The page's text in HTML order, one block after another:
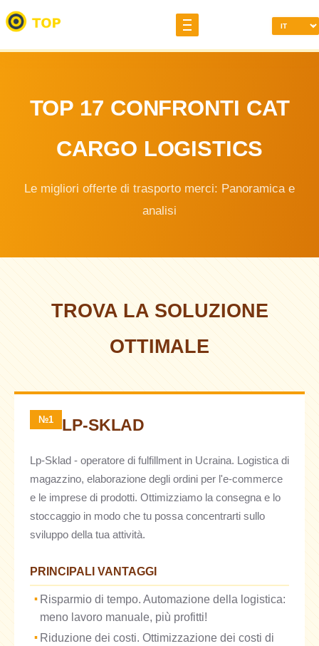
TOP 17 CONFRONTI CAT
CARGO LOGISTICS
Le migliori offerte di trasporto merci: Panoramica e
analisi
TROVA LA SOLUZIONE
OTTIMALE
№1 LP-SKLAD
Lp-Sklad - operatore di fulfillment in Ucraina. Logistica di
magazzino, elaborazione degli ordini per l'e-commerce
e le imprese di prodotti. Ottimizziamo la consegna e lo
stoccaggio in modo che tu possa concentrarti sullo
sviluppo della tua attività.
PRINCIPALI VANTAGGI
Risparmio di tempo. Automazione della logistica:
meno lavoro manuale, più profitti!
Riduzione dei costi. Ottimizzazione dei costi di